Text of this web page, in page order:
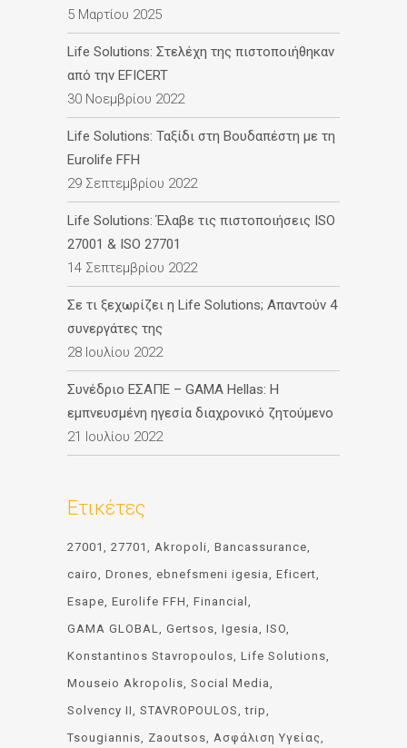
5 Μαρτίου 2025
Life Solutions: Στελέχη της πιστοποιήθηκαν
από την EFICERT
30 Νοεμβρίου 2022
Life Solutions: Ταξίδι στη Βουδαπέστη με τη
Eurolife FFH
29 Σεπτεμβρίου 2022
Life Solutions: Έλαβε τις πιστοποιήσεις ISO
27001 & ISO 27701
14 Σεπτεμβρίου 2022
Σε τι ξεχωρίζει η Life Solutions; Απαντούν 4
συνεργάτες της
28 Ιουλίου 2022
Συνέδριο ΕΣΑΠΕ – GAMA Hellas: Η
εμπνευσμένη ηγεσία διαχρονικό ζητούμενο
21 Ιουλίου 2022
Ετικέτες
27001 27701 Akropoli
Bancassurance
cairo
Drones ebnefsmeni igesia
Eficert
Esape Eurolife FFH
Financial
GAMA GLOBAL
Gertsos Igesia
ISO
Konstantinos Stavropoulos Life Solutions
Mouseio Akropolis Social Media
Solvency II
STAVROPOULOS
trip
Tsougiannis
Zaoutsos Ασφάλιση Υγείας